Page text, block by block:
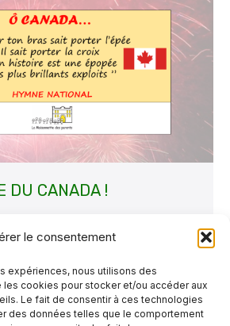
le consentement
expériences, nous utilisons des
cookies pour stocker et/ou accéder aux
Le fait de consentir à ces technologies
des données telles que le comportement
DU CANADA !
voici quelques paroles de
du Canada ! De plus, voici un
l’hymne interprété par